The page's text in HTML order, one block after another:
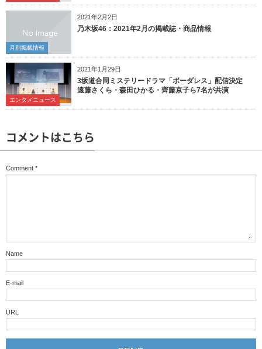
2021年2月2日
月別掲載情報
乃木坂46：2021年2月の掲載誌・商品情報
2021年1月29日
エンタメニュース
3坂道合同ミステリードラマ「ボーダレス」配信決定
遠藤さくら・森田ひかる・齊藤京子ら7名が共演
コメントはこちら
Comment *
Name
E-mail
URL